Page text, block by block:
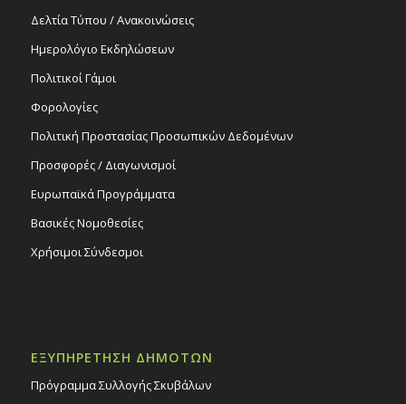
Δελτία Τύπου / Ανακοινώσεις
Ημερολόγιο Εκδηλώσεων
Πολιτικοί Γάμοι
Φορολογίες
Πολιτική Προστασίας Προσωπικών Δεδομένων
Προσφορές / Διαγωνισμοί
Ευρωπαϊκά Προγράμματα
Βασικές Νομοθεσίες
Χρήσιμοι Σύνδεσμοι
ΕΞΥΠΗΡΕΤΗΣΗ ΔΗΜΟΤΩΝ
Πρόγραμμα Συλλογής Σκυβάλων